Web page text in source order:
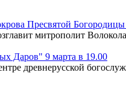
Пресвятой
митрополит
Даров" 9 марта в 19.00
древнерусской